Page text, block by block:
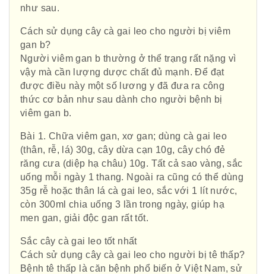
như sau.
Cách sử dụng cây cà gai leo cho người bị viêm
gan b?
Người viêm gan b thường ở thể trạng rất nặng vì
vậy mà cần lượng dược chất đủ mạnh. Để đạt
được điều này một số lương y đã đưa ra công
thức cơ bản như sau dành cho người bệnh bị
viêm gan b.
Bài 1. Chữa viêm gan, xơ gan; dùng cà gai leo
(thân, rễ, lá) 30g, cây dừa cạn 10g, cây chó đẻ
răng cưa (diệp hạ châu) 10g. Tất cả sao vàng, sắc
uống mỗi ngày 1 thang. Ngoài ra cũng có thể dùng
35g rễ hoặc thân lá cà gai leo, sắc với 1 lít nước,
còn 300ml chia uống 3 lần trong ngày, giúp hạ
men gan, giải độc gan rất tốt.
Sắc cây cà gai leo tốt nhất
Cách sử dụng cây cà gai leo cho người bị tê thấp?
Bệnh tê thấp là căn bệnh phổ biến ở Việt Nam, sử